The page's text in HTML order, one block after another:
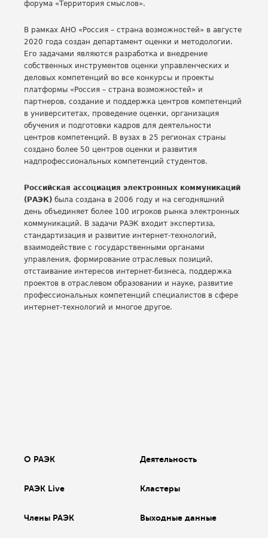
форума «Территория смыслов».
В рамках АНО «Россия – страна возможностей» в августе
2020 года создан департамент оценки и методологии.
Его задачами являются разработка и внедрение
собственных инструментов оценки управленческих и
деловых компетенций во все конкурсы и проекты
платформы «Россия – страна возможностей» и
партнеров, создание и поддержка центров компетенций
в университетах, проведение оценки, организация
обучения и подготовки кадров для деятельности
центров компетенций. В вузах в 25 регионах страны
создано более 50 центров оценки и развития
надпрофессиональных компетенций студентов.
Российская ассоциация электронных коммуникаций
(РАЭК) была создана в 2006 году и на сегодняшний
день объединяет более 100 игроков рынка электронных
коммуникаций. В задачи РАЭК входит экспертиза,
стандартизация и развитие интернет-технологий,
взаимодействие с государственными органами
управления, формирование отраслевых позиций,
отстаивание интересов интернет-бизнеса, поддержка
проектов в отраслевом образовании и науке, развитие
профессиональных компетенций специалистов в сфере
интернет-технологий и многое другое.
О РАЭК Деятельность
РАЭК Live Кластеры
Члены РАЭК Выходные данные